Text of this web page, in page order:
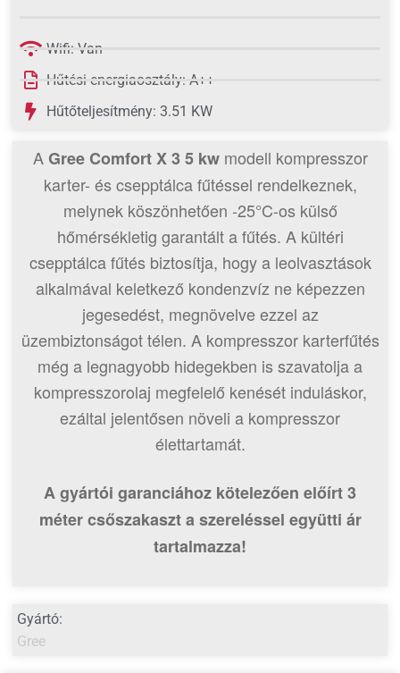
Wifi: Van
Hűtési energiaosztály: A++
Hűtőteljesítmény: 3.51 KW
AGree Comfort X 3 5 kwmodell kompresszor
karter- és csepptálca fűtéssel rendelkeznek,
melynek köszönhetően -25°C-os külső
hőmérsékletig garantált a fűtés. A kültéri
csepptálca fűtés biztosítja, hogy a leolvasztások
alkalmával keletkező kondenzvíz ne képezzen
jegesedést, megnövelve ezzel az
üzembiztonságot télen. A kompresszor karterfűtés
még a legnagyobb hidegekben is szavatolja a
kompresszorolaj megfelelő kenését induláskor,
ezáltal jelentősen növeli a kompresszor
élettartamát.
A gyártói garanciához kötelezően előírt 3
méter csőszakaszta szereléssel együtti ár
tartalmazza!
Gyártó:
Gree